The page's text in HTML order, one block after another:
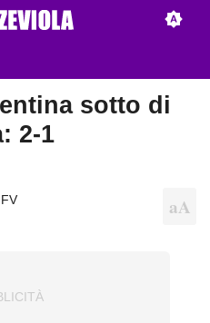
sotto di
2-1